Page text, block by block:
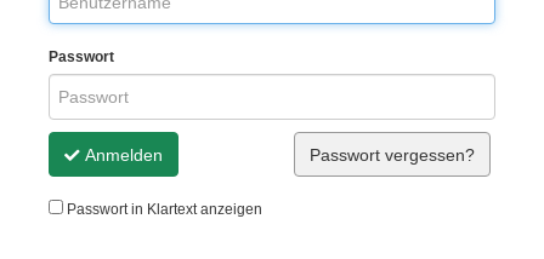
Passwort
Anmelden Passwort vergessen?
Passwort in Klartext anzeigen